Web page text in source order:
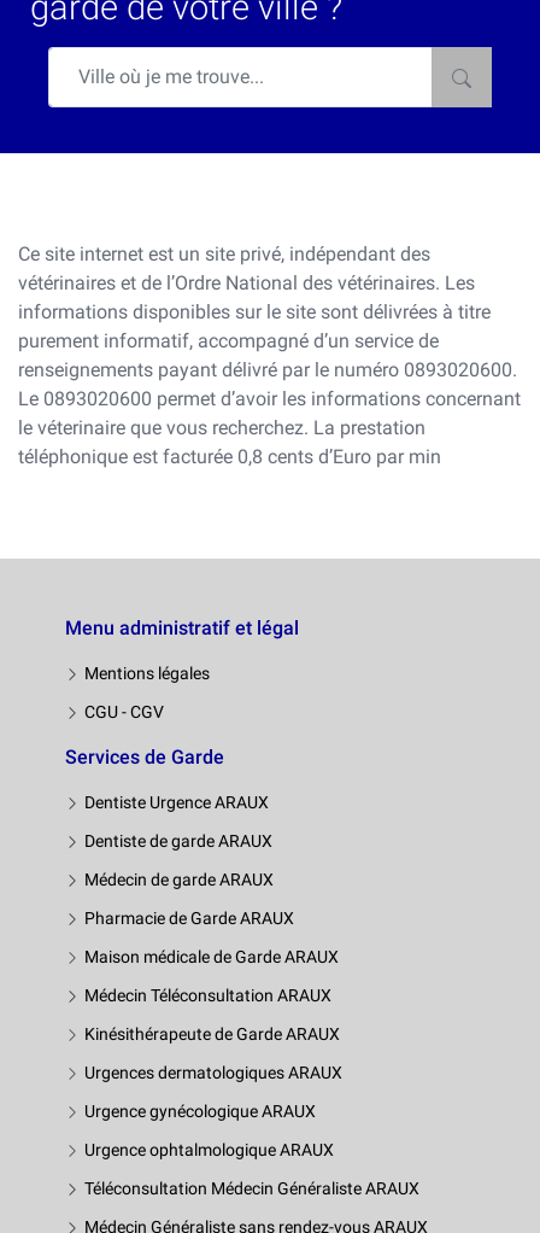
Ce site internet est un site privé, indépendant des
vétérinaires et de l’Ordre National des vétérinaires. Les
informations disponibles sur le site sont délivrées à titre
purement informatif, accompagné d’un service de
renseignements payant délivré par le numéro 0893020600.
Le 0893020600 permet d’avoir les informations concernant
le véterinaire que vous recherchez. La prestation
téléphonique est facturée 0,8 cents d’Euro par min
Menu administratif et légal
Mentions légales
CGU - CGV
Services de Garde
Dentiste Urgence ARAUX
Dentiste de garde ARAUX
Médecin de garde ARAUX
Pharmacie de Garde ARAUX
Maison médicale de Garde ARAUX
Médecin Téléconsultation ARAUX
Kinésithérapeute de Garde ARAUX
Urgences dermatologiques ARAUX
Urgence gynécologique ARAUX
Urgence ophtalmologique ARAUX
Téléconsultation Médecin Généraliste ARAUX
Médecin Généraliste sans rendez-vous ARAUX